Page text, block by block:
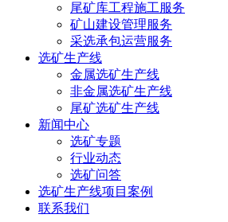
尾矿库工程施工服务
矿山建设管理服务
采选承包运营服务
选矿生产线
金属选矿生产线
非金属选矿生产线
尾矿选矿生产线
新闻中心
选矿专题
行业动态
选矿问答
选矿生产线项目案例
联系我们